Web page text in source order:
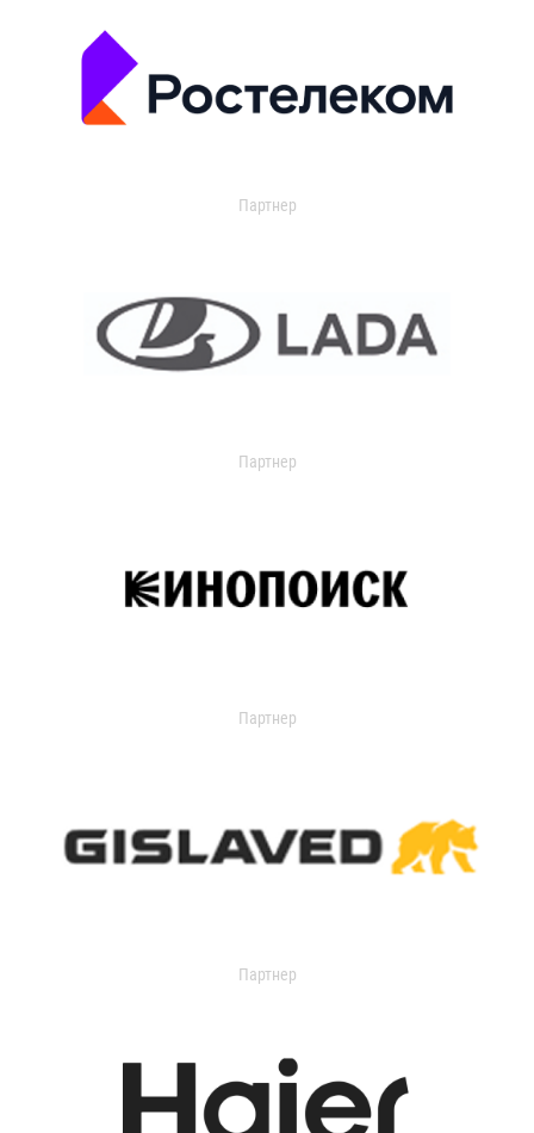
Партнер
Партнер
Партнер
Партнер